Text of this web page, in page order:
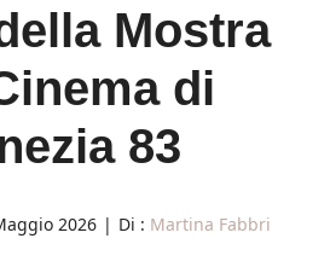
Mostra
di
83
2026 | Di : Martina Fabbri